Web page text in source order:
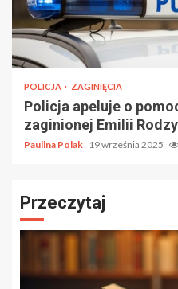
POLICJA ZAGINIĘCIA
Policja apeluje o
zaginionej Emilii
Paulina Polak 19 września 2025
Przeczytaj